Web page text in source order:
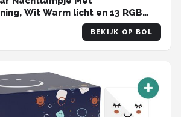
Wit Warm licht en 13 RGB
up Light - Sfeerlamp - LED
- Tafellamp - Bedlamp
& Volwassenen - Dimbaar -
15CM
BEKIJK OP BOL